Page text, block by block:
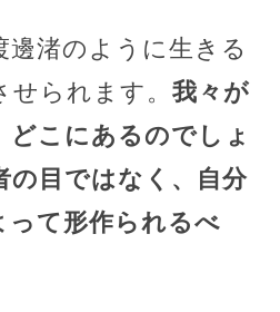
渚のように生きる
られます。 我々が
どこにあるのでしょ
の目ではなく、自分
って形作られるべ